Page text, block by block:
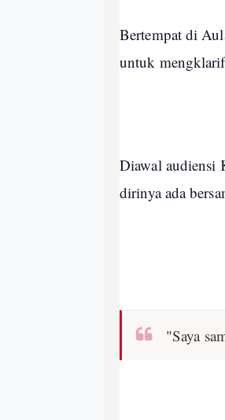
Bertempat di
untuk
Diawal audiensi
dirinya ada
"Saya